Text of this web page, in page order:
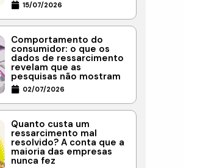
15/07/2026
Comportamento do
consumidor: o que os
dados de ressarcimento
revelam que as
pesquisas não mostram
02/07/2026
Quanto custa um
ressarcimento mal
resolvido? A conta que a
maioria das empresas
nunca fez